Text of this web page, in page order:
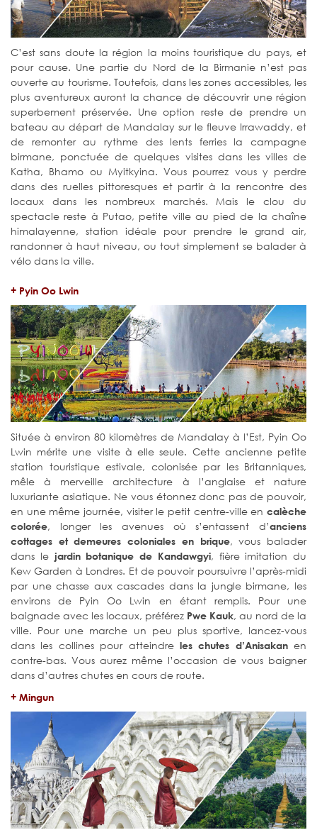
C’est sans doute la région la moins touristique du pays, et
pour cause. Une partie du Nord de la Birmanie n’est pas
ouverte au tourisme. Toutefois, dans les zones accessibles, les
plus aventureux auront la chance de découvrir une région
superbement préservée. Une option reste de prendre un
bateau au départ de Mandalay sur le fleuve Irrawaddy, et
de remonter au rythme des lents ferries la campagne
birmane, ponctuée de quelques visites dans les villes de
Katha, Bhamo ou Myitkyina. Vous pourrez vous y perdre
dans des ruelles pittoresques et partir à la rencontre des
locaux dans les nombreux marchés. Mais le clou du
spectacle reste à Putao, petite ville au pied de la chaîne
himalayenne, station idéale pour prendre le grand air,
randonner à haut niveau, ou tout simplement se balader à
vélo dans la ville.
+ Pyin Oo Lwin
Située à environ 80 kilomètres de Mandalay à l’Est, Pyin Oo
Lwin mérite une visite à elle seule. Cette ancienne petite
station touristique estivale, colonisée par les Britanniques,
mêle à merveille architecture à l’anglaise et nature
luxuriante asiatique. Ne vous étonnez donc pas de pouvoir,
en une même journée, visiter le petit centre-ville en calèche
colorée, longer les avenues où s’entassent d’anciens
cottages et demeures coloniales en brique, vous balader
dans le jardin botanique de Kandawgyi, fière imitation du
Kew Garden à Londres. Et de pouvoir poursuivre l’après-midi
par une chasse aux cascades dans la jungle birmane, les
environs de Pyin Oo Lwin en étant remplis. Pour une
baignade avec les locaux, préférez Pwe Kauk, au nord de la
ville. Pour une marche un peu plus sportive, lancez-vous
dans les collines pour atteindre les chutes d’Anisakanen
contre-bas. Vous aurez même l’occasion de vous baigner
dans d’autres chutes en cours de route.
+ Mingun